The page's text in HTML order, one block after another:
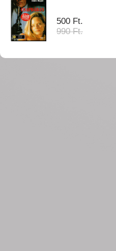
500 Ft.
990 Ft.